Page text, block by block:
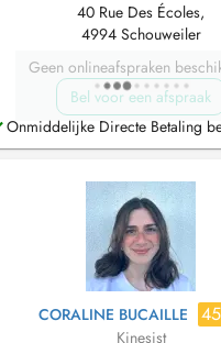
40 Rue Des Écoles,
4994 Schouweiler
Geen onlineafspraken
Bel voor een afspraak
Onmiddelijke Directe Betaling
CORALINE BUCAILLE 45
Kinesist